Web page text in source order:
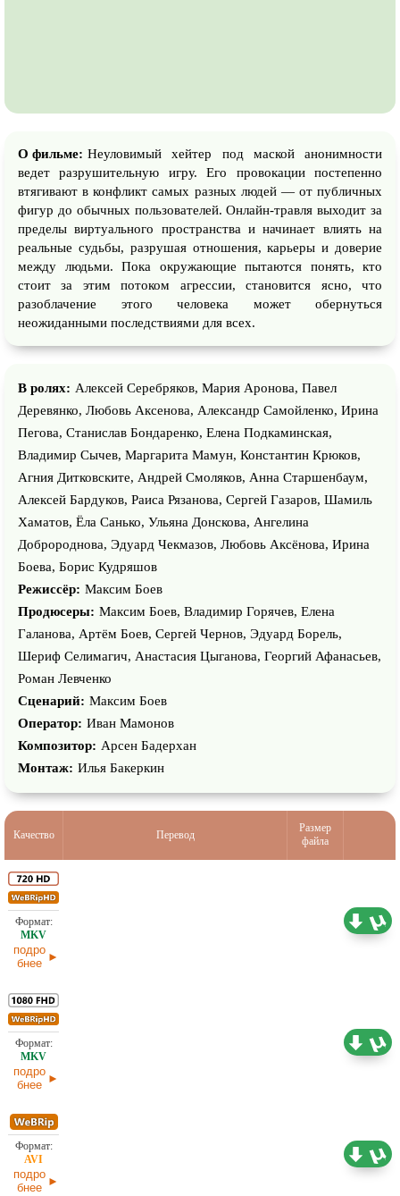
О фильме: Неуловимый хейтер под маской анонимности
ведет разрушительную игру. Его провокации постепенно
втягивают в конфликт самых разных людей — от публичных
фигур до обычных пользователей. Онлайн-травля выходит за
пределы виртуального пространства и начинает влиять на
реальные судьбы, разрушая отношения, карьеры и доверие
между людьми. Пока окружающие пытаются понять, кто
стоит за этим потоком агрессии, становится ясно, что
разоблачение этого человека может обернуться
неожиданными последствиями для всех.
В ролях: Алексей Серебряков, Мария Аронова, Павел
Деревянко, Любовь Аксенова, Александр Самойленко, Ирина
Пегова, Станислав Бондаренко, Елена Подкаминская,
Владимир Сычев, Маргарита Мамун, Константин Крюков,
Агния Дитковските, Андрей Смоляков, Анна Старшенбаум,
Алексей Бардуков, Раиса Рязанова, Сергей Газаров, Шамиль
Хаматов, Ёла Санько, Ульяна Донскова, Ангелина
Добророднова, Эдуард Чекмазов, Любовь Аксёнова, Ирина
Боева, Борис Кудряшов
Режиссёр: Максим Боев
Продюсеры: Максим Боев, Владимир Горячев, Елена
Галанова, Артём Боев, Сергей Чернов, Эдуард Борель,
Шериф Селимагич, Анастасия Цыганова, Георгий Афанасьев,
Роман Левченко
Сценарий: Максим Боев
Оператор: Иван Мамонов
Композитор: Арсен Бадерхан
Монтаж: Илья Бакеркин
Качество Перевод
Размер
файла
подро
бнее
подро
бнее
подро
бнее